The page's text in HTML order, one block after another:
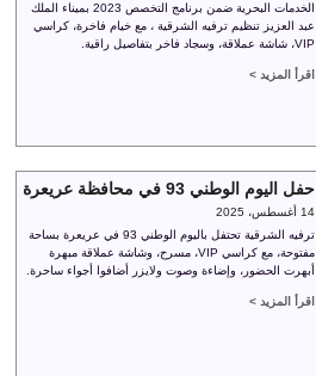
الخدمات البحرية ضمن برنامج التخصص 2023 بميناء الملك
عبد العزيز تنظيم ترفيه الشرقية ، مع خيام فاخرة، كراسي
VIP، شاشة عملاقة، وسجاد فاخر بتفاصيل راقية.
اقرأ المزيد >
حفل اليوم الوطني 93 في محافظة عريعرة
14 أغسطس، 2025
ترفيه الشرقية تحتفل باليوم الوطني 93 في عريعرة بساحة
مفتوحة، مع كراسي VIP، مسرح، وشاشة عملاقة مبهرة
أبهرت الحضور، وإضاءة وصوت ولايزر أضافوا أجواء ساحرة.
اقرأ المزيد >